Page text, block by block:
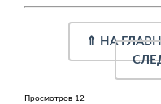
⇑ НА
Просмотров 12